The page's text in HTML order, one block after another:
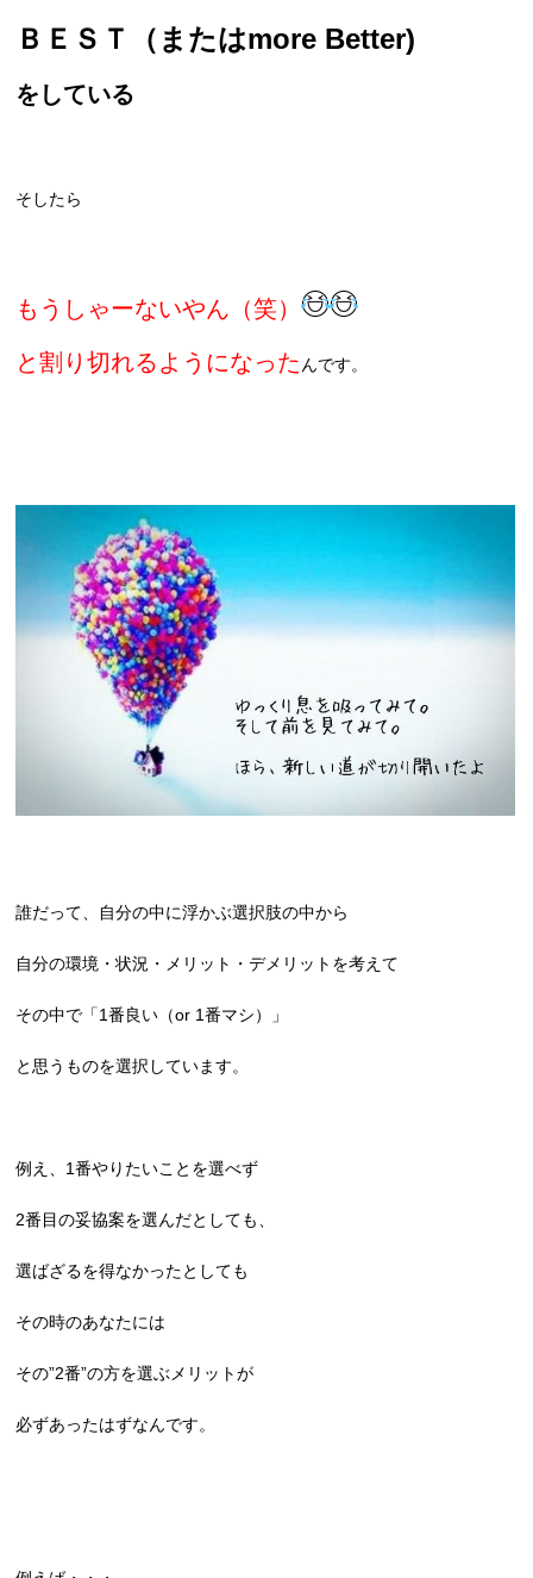
ＢＥＳＴ（またはmore Better)
をしている
そしたら
もうしゃーないやん（笑）
と割り切れるようになった んです。
誰だって、自分の中に浮かぶ選択肢の中から
自分の環境・状況・メリット・デメリットを考えて
その中で「1番良い（or 1番マシ）」
と思うものを選択しています。
例え、1番やりたいことを選べず
2番目の妥協案を選んだとしても、
選ばざるを得なかったとしても
その時のあなたには
その”2番”の方を選ぶメリットが
必ずあったはずなんです。